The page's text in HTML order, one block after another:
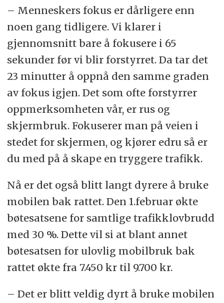
– Menneskers fokus er dårligere enn
noen gang tidligere. Vi klarer i
gjennomsnitt bare å fokusere i 65
sekunder før vi blir forstyrret. Da tar det
23 minutter å oppnå den samme graden
av fokus igjen. Det som ofte forstyrrer
oppmerksomheten vår, er rus og
skjermbruk. Fokuserer man på veien i
stedet for skjermen, og kjører edru så er
du med på å skape en tryggere trafikk.
Nå er det også blitt langt dyrere å bruke
mobilen bak rattet. Den 1.februar økte
bøtesatsene for samtlige trafikklovbrudd
med 30 %. Dette vil si at blant annet
bøtesatsen for ulovlig mobilbruk bak
rattet økte fra 7.450 kr til 9.700 kr.
– Det er blitt veldig dyrt å bruke mobilen